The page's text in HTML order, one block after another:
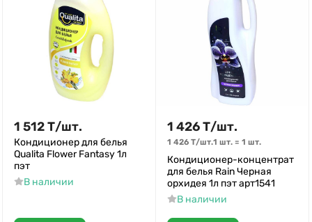
1 512Т/шт.
Кондиционер для белья
Qualita Flower Fantasy 1л
пэт
В наличии
1 426Т/шт.
1 426 Т/шт.1 шт. = 1 шт.
Кондиционер-концентрат
для белья Rain Черная
орхидея 1л пэт арт1541
В наличии